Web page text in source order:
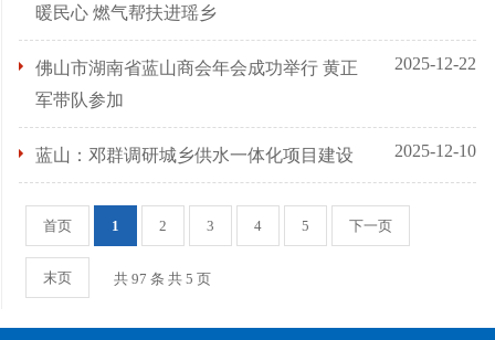
暖民心 燃气帮扶进瑶乡
佛山市湖南省蓝山商会年会成功举行 黄正
军带队参加
2025-12-22
蓝山：邓群调研城乡供水一体化项目建设 2025-12-10
首页 1 2 3 4 5 下一页
末页 共 97 条 共 5 页